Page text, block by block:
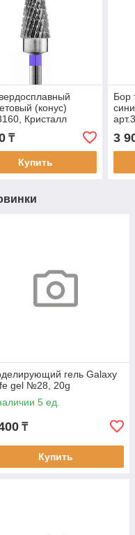
(конус)
Кристалл
₸
Купить
Бор
3
гель Galaxy
gel №28, 20g
5 ед.
₸
Купить